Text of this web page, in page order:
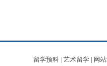
留学预科| 艺术留学| 网